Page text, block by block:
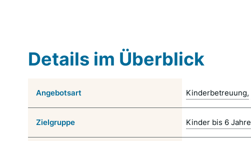
Details im Überblick
Angebotsart Kinderbetreuung
Zielgruppe Kinder bis 6 Jahre